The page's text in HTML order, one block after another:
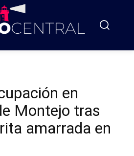
en
Montejo tras
amarrada en